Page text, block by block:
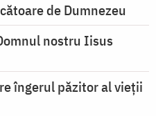
de Dumnezeu
nostru Iisus
îngerul păzitor al vieții